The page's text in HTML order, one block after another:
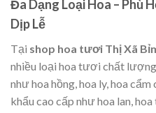
Đa Dạng Loại Hoa – Phù
Dịp Lễ
Tại shop hoa tươi Thị Xã
nhiều loại hoa tươi chất
như hoa hồng, hoa ly, hoa
khẩu cao cấp như hoa lan,